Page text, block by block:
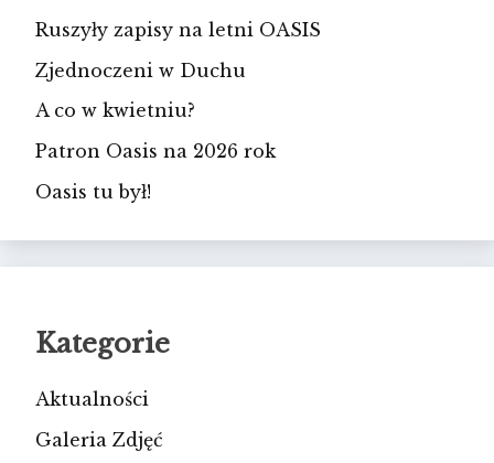
Ruszyły zapisy na letni OASIS
Zjednoczeni w Duchu
A co w kwietniu?
Patron Oasis na 2026 rok
Oasis tu był!
Kategorie
Aktualności
Galeria Zdjęć